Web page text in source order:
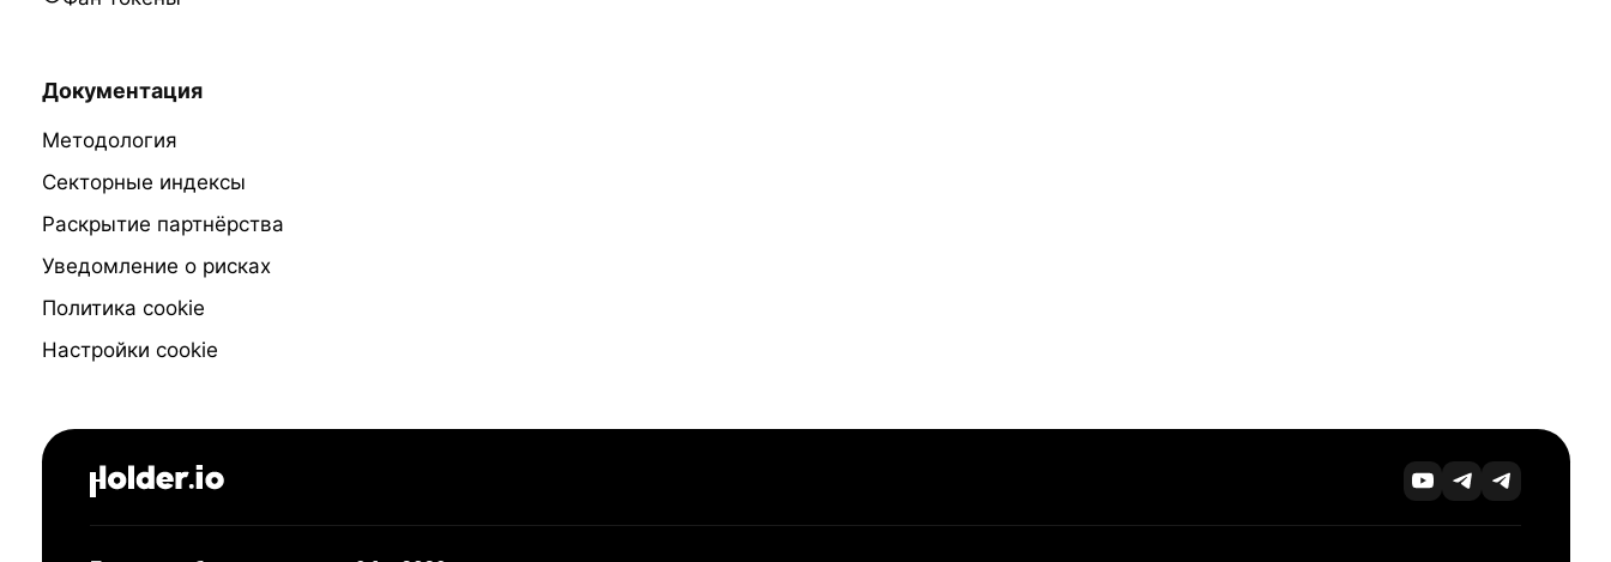
Документация
Методология
Секторные индексы
Раскрытие партнёрства
Уведомление о рисках
Политика cookie
Настройки cookie